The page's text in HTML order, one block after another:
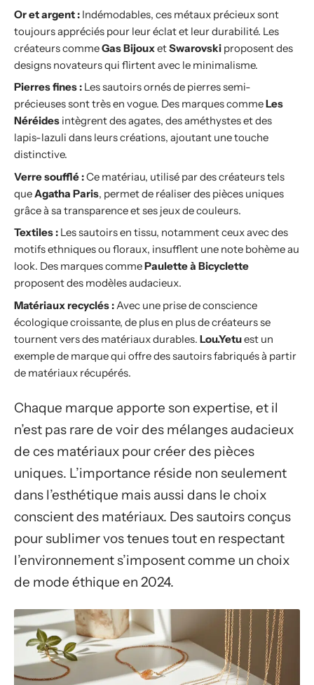
Or et argent : Indémodables, ces métaux précieux sont
toujours appréciés pour leur éclat et leur durabilité. Les
créateurs commeGas BijouxetSwarovski proposent des
designs novateurs qui flirtent avec le minimalisme.
Pierres fines : Les sautoirs ornés de pierres semi-
précieuses sont très en vogue. Des marques commeLes
Néréides intègrent des agates, des améthystes et des
lapis-lazuli dans leurs créations, ajoutant une touche
distinctive.
Verre soufflé :Ce matériau, utilisé par des créateurs tels
queAgatha Paris, permet de réaliser des pièces uniques
grâce à sa transparence et ses jeux de couleurs.
Textiles : Les sautoirs en tissu, notamment ceux avec des
motifs ethniques ou floraux, insufflent une note bohème au
look. Des marques commePaulette à Bicyclette
proposent des modèles audacieux.
Matériaux recyclés : Avec une prise de conscience
écologique croissante, de plus en plus de créateurs se
tournent vers des matériaux durables. Lou.Yetuest un
exemple de marque qui offre des sautoirs fabriqués à partir
de matériaux récupérés.
Chaque marque apporte son expertise, et il
n’est pas rare de voir des mélanges audacieux
de ces matériaux pour créer des pièces
uniques. L’importance réside non seulement
dans l’esthétique mais aussi dans le choix
conscient des matériaux. Des sautoirs conçus
pour sublimer vos tenues tout en respectant
l’environnement s’imposent comme un choix
de mode éthique en 2024.